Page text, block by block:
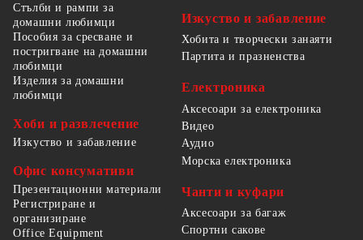
Стълби и рампи за
домашни любимци
Пособия за сресване и
постригване на домашни
любимци
Изделия за домашни
любимци
Хоби и развлечение
Изкуство и забавление
Офис консумативи
Презентационни материали
Регистриране и
организиране
Office Equipment
Изкуство и забавление
Хобита и творчески занаяти
Партита и празненства
Електроника
Аксесоари за електроника
Видео
Аудио
Морска електроника
Чанти и куфари
Аксесоари за багаж
Спортни сакове